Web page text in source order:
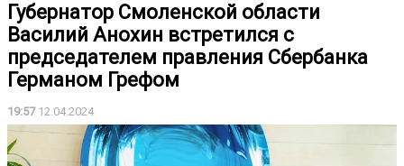
Губернатор Смоленской области
Василий Анохин встретился с
председателем правления Сбербанка
Германом Грефом
19:5712.04.2024